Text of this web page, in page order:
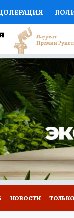
СПОРТ
НА СПОРТ
ТЕСТЫ НОВОЕ
НОВОСТИ